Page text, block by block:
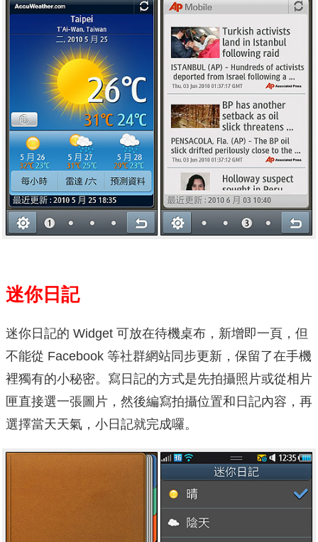
迷你日記
迷你日記的 Widget 可放在待機桌布，新增即一頁，但
不能從 Facebook 等社群網站同步更新，保留了在手機
裡獨有的小秘密。寫日記的方式是先拍攝照片或從相片
匣直接選一張圖片，然後編寫拍攝位置和日記內容，再
選擇當天天氣，小日記就完成囉。